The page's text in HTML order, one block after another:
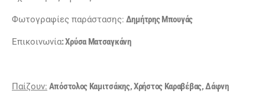
Φωτογραφίες παράστασης: Δημήτρης Μπουγάς
Επικοινωνία: Χρύσα Ματσαγκάνη
Παίζουν: Απόστολος Καμιτσάκης, Χρήστος Καραβέβας, Δάφνη